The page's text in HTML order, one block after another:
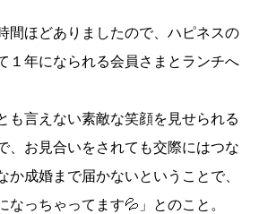
間ほどありましたので、ハピネスの
１年になられる会員さまとランチへ
も言えない素敵な笑顔を見せられる
、お見合いをされても交際にはつな
か成婚まで届かないということで、
なっちゃってます💦」
とのこと。